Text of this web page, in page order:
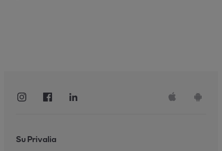
Su Privalia